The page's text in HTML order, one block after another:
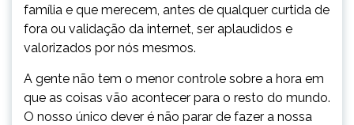
família e que merecem, antes de qualquer curtida de
fora ou validação da internet, ser aplaudidos e
valorizados por nós mesmos.
A gente não tem o menor controle sobre a hora em
que as coisas vão acontecer para o resto do mundo.
O nosso único dever é não parar de fazer a nossa